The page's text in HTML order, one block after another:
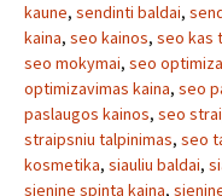
kaune, sendinti baldai,
kaina, seo kainos, seo kas
seo mokymai, seo
optimizavimas kaina, seo
paslaugos kainos, seo
straipsniu talpinimas, seo
kosmetika, siauliu baldai,
sienine spinta kaina,